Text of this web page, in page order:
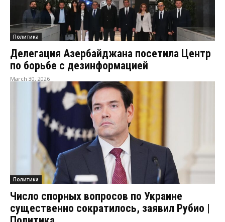
Политика
Делегация Азербайджана посетила Центр
по борьбе с дезинформацией
March 30, 2026
Политика
Число спорных вопросов по Украине
существенно сократилось, заявил Рубио |